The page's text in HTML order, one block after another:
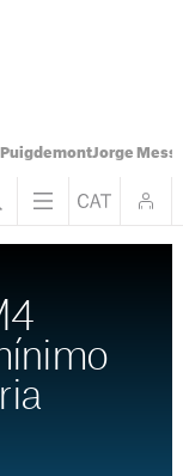
PuigdemontJorge Messi